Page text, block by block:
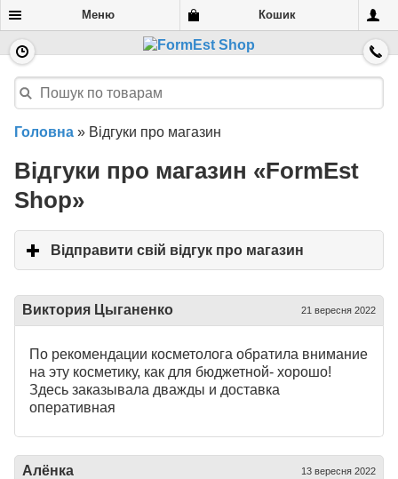
Меню Кошик
Головна » Відгуки про магазин
Відгуки про магазин «FormEst
Shop»
Відправити свій відгук про магазин
Виктория Цыганенко 21 вересня 2022
По рекомендации косметолога обратила внимание
на эту косметику, как для бюджетной- хорошо!
Здесь заказывала дважды и доставка
оперативная
Алёнка 13 вересня 2022